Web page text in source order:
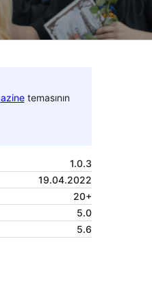
temasının
1.0.3
19.04.2022
20+
5.0
5.6